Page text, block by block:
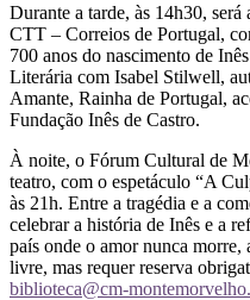
Durante a tarde, às 14h30, será
CTT – Correios de Portugal,
700 anos do nascimento de
Literária com Isabel Stilwell,
Amante, Rainha de Portugal,
Fundação Inês de Castro.
À noite, o Fórum Cultural de
teatro, com o espetáculo “A
às 21h. Entre a tragédia e a
celebrar a história de Inês e a
país onde o amor nunca morre,
livre, mas requer reserva
biblioteca@cm-